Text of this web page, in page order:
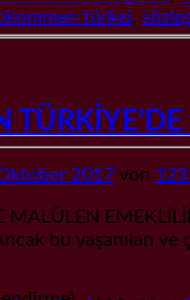
türkei,
2017 von
bu yaşanılan